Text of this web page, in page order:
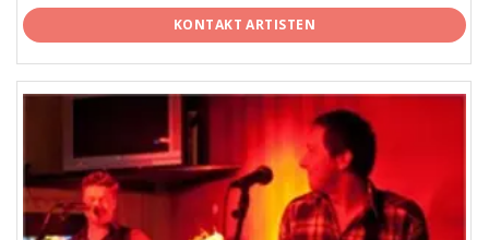
KONTAKT ARTISTEN